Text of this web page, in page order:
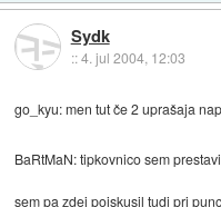
Sydk
::4. jul 2004, 12:03
go_kyu: men tut če 2 uprašaja
BaRtMaN: tipkovnico sem
sem pa zdej poiskusil tudi pri